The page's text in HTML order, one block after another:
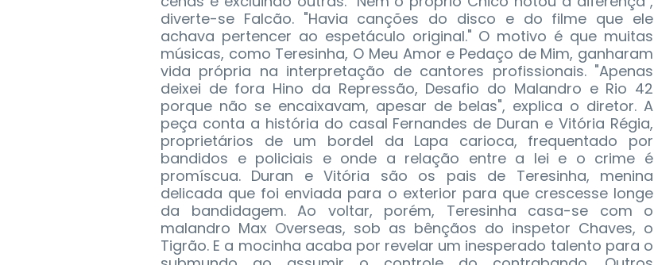
diverte-se Falcão. "Havia canções do disco e do filme que ele
achava pertencer ao espetáculo original." O motivo é que muitas
músicas, como Teresinha, O Meu Amor e Pedaço de Mim, ganharam
vida própria na interpretação de cantores profissionais. "Apenas
deixei de fora Hino da Repressão, Desafio do Malandro e Rio 42
porque não se encaixavam, apesar de belas", explica o diretor. A
peça conta a história do casal Fernandes de Duran e Vitória Régia,
proprietários de um bordel da Lapa carioca, frequentado por
bandidos e policiais e onde a relação entre a lei e o crime é
promíscua. Duran e Vitória são os pais de Teresinha, menina
delicada que foi enviada para o exterior para que crescesse longe
da bandidagem. Ao voltar, porém, Teresinha casa-se com o
malandro Max Overseas, sob as bênçãos do inspetor Chaves, o
Tigrão. E a mocinha acaba por revelar um inesperado talento para o